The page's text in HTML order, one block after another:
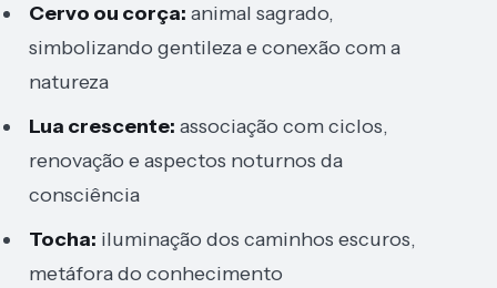
Cervo ou corça: animal sagrado,
simbolizando gentileza e conexão com a
natureza
Lua crescente: associação com ciclos,
renovação e aspectos noturnos da
consciência
Tocha: iluminação dos caminhos escuros,
metáfora do conhecimento